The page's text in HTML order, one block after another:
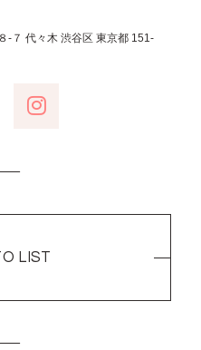
-７ 代々木 渋谷区 東京都 151-
LIST
LIST